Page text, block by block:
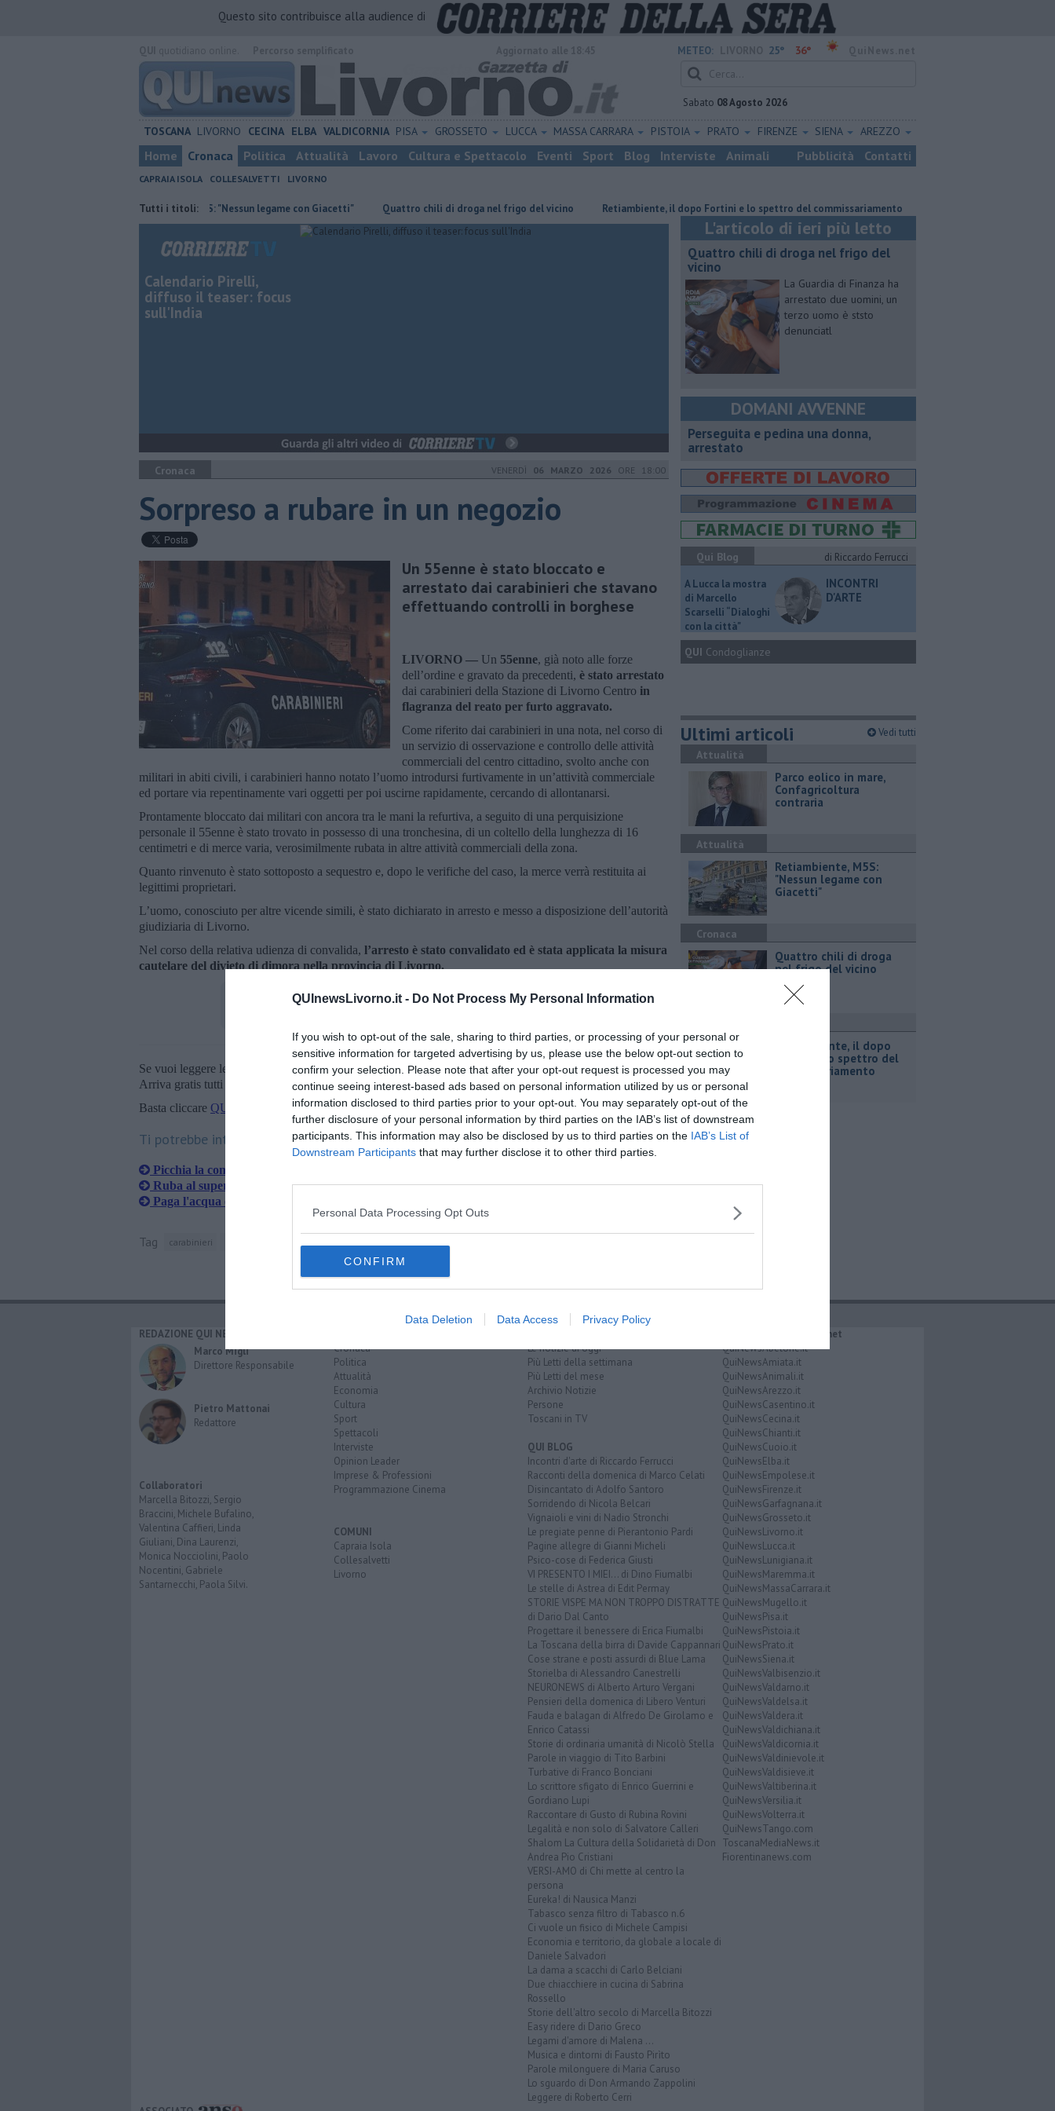
QUInewsLivorno.it - Do Not Process My Personal Information
If you wish to opt-out of the sale, sharing to third parties, or processing of your personal or
sensitive information for targeted advertising by us, please use the below opt-out section to
confirm your selection. Please note that after your opt-out request is processed you may
continue seeing interest-based ads based on personal information utilized by us or personal
information disclosed to third parties prior to your opt-out. You may separately opt-out of the
further disclosure of your personal information by third parties on the IAB’s list of downstream
participants. This information may also be disclosed by us to third parties on the IAB’s List of
Downstream Participants that may further disclose it to other third parties.
Personal Data Processing Opt Outs
CONFIRM
Data Deletion Data Access Privacy Policy
Questo sito contribuisce alla audience di
METEO: 25° 36°
Sabato 08 Agosto 2026
TOSCANA LIVORNO CECINA ELBA VALDICORNIA PISA GROSSETO LUCCA MASSA CARRARA PISTOIA PRATO FIRENZE SIENA AREZZO
Home Cronaca Politica Attualità Lavoro Cultura e Spettacolo Eventi Sport Blog Interviste Animali Pubblicità Contatti
CAPRAIA ISOLA COLLESALVETTI LIVORNO
Tutti i titoli:
Retiambiente, M5S: "Nessun legame con Giacetti" Quattro chili di droga nel frigo del vicino Retiambiente, il dopo Fortini e lo spettro del commissariamento Parco eolico in mare,
Calendario Pirelli,
diffuso il teaser: focus
sull'India
Cronaca VENERDÌ 06 MARZO 2026 ORE 18:00
Sorpreso a rubare in un negozio
Un 55enne è stato bloccato e
arrestato dai carabinieri che stavano
effettuando controlli in borghese
LIVORNO — Un 55enne, già noto alle forze
dell’ordine e gravato da precedenti, è stato arrestato
dai carabinieri della Stazione di Livorno Centro in
flagranza del reato per furto aggravato.
Come riferito dai carabinieri in una nota, nel corso di
un servizio di osservazione e controllo delle attività
commerciali del centro cittadino, svolto anche con
militari in abiti civili, i carabinieri hanno notato l’uomo introdursi furtivamente in un’attività commerciale
ed portare via repentinamente vari oggetti per poi uscirne rapidamente, cercando di allontanarsi.
Prontamente bloccato dai militari con ancora tra le mani la refurtiva, a seguito di una perquisizione
personale il 55enne è stato trovato in possesso di una tronchesina, di un coltello della lunghezza di 16
centimetri e di merce varia, verosimilmente rubata in altre attività commerciali della zona.
Quanto rinvenuto è stato sottoposto a sequestro e, dopo le verifiche del caso, la merce verrà restituita ai
legittimi proprietari.
L’uomo, conosciuto per altre vicende simili, è stato dichiarato in arresto e messo a disposizione dell’autorità
giudiziaria di Livorno.
Nel corso della relativa udienza di convalida, l’arresto è stato convalidato ed è stata applicata la misura
cautelare del divieto di dimora nella provincia di Livorno.
Se vuoi leggere le notizie principali della Toscana iscriviti allaNewsletter QUInews - ToscanaMedia.
Arriva gratis tutti i giorni alle 20:00 direttamente nella tua casella di posta.
Basta cliccare QUI
Ti potrebbe interessare anche:
Picchia la compagna, 22enne arrestato
Ruba al supermercato, incastrato dalle telecamere
Paga l'acqua e ruba 500 euro di merce
Tag carabinieri
L'articolo di ieri più letto
Quattro chili di droga nel frigo del
vicino
La Guardia di Finanza ha
arrestato due uomini, un
terzo uomo è ststo
denunciatl
DOMANI AVVENNE
Perseguita e pedina una donna,
arrestato
Qui Blog
di Riccardo Ferrucci
A Lucca la mostra
di Marcello
Scarselli “Dialoghi
con la città"
INCONTRI
D'ARTE
QUI Condoglianze
Ultimi articoli Vedi tutti
Attualità
Parco eolico in mare,
Confagricoltura
contraria
Attualità
Retiambiente, M5S:
"Nessun legame con
Giacetti"
Cronaca
Quattro chili di droga
nel frigo del vicino
Retiambiente, il dopo
Fortini e lo spettro del
commissariamento
REDAZIONE QUI NEWS
Marco Migli
Direttore Responsabile
Pietro Mattonai
Redattore
Collaboratori
Marcella Bitozzi, Sergio
Braccini, Michele Bufalino,
Valentina Caffieri, Linda
Giuliani, Dina Laurenzi,
Monica Nocciolini, Paolo
Nocentini, Gabriele
Santarnecchi, Paola Silvi.
Cronaca
Politica
Attualità
Economia
Cultura
Sport
Spettacoli
Interviste
Opinion Leader
Imprese & Professioni
Programmazione Cinema
COMUNI
Capraia Isola
Collesalvetti
Livorno
Le notizie di oggi
Più Letti della settimana
Più Letti del mese
Archivio Notizie
Persone
Toscani in TV
QUI BLOG
Incontri d'arte di Riccardo Ferrucci
Racconti della domenica di Marco Celati
Disincantato di Adolfo Santoro
Sorridendo di Nicola Belcari
Vignaioli e vini di Nadio Stronchi
Le pregiate penne di Pierantonio Pardi
Pagine allegre di Gianni Micheli
Psico-cose di Federica Giusti
VI PRESENTO I MIEI... di Dino Fiumalbi
Le stelle di Astrea di Edit Permay
STORIE VISPE MA NON TROPPO DISTRATTE
di Dario Dal Canto
Progettare il benessere di Erica Fiumalbi
La Toscana della birra di Davide Cappannari
Cose strane e posti assurdi di Blue Lama
Storielba di Alessandro Canestrelli
NEURONEWS di Alberto Arturo Vergani
Pensieri della domenica di Libero Venturi
Fauda e balagan di Alfredo De Girolamo e
Enrico Catassi
Storie di ordinaria umanità di Nicolò Stella
Parole in viaggio di Tito Barbini
Turbative di Franco Bonciani
Lo scrittore sfigato di Enrico Guerrini e
Gordiano Lupi
Raccontare di Gusto di Rubina Rovini
Legalità e non solo di Salvatore Calleri
Shalom La Cultura della Solidarietà di Don
Andrea Pio Cristiani
VERSI-AMO di Chi mette al centro la
persona
Eureka! di Nausica Manzi
Tabasco senza filtro di Tabasco n.6
Ci vuole un fisico di Michele Campisi
Economia e territorio, da globale a locale di
Daniele Salvadori
La dama a scacchi di Carlo Belciani
Due chiacchiere in cucina di Sabrina
Rossello
Storie dell'altro secolo di Marcella Bitozzi
Easy ridere di Dario Greco
Legami d'amore di Malena ...
Musica e dintorni di Fausto Pirìto
Parole milonguere di Maria Caruso
Lo sguardo di Don Armando Zappolini
Leggere di Roberto Cerri
IL NETWORK QuiNews.net
QuiNewsAbetone.it
QuiNewsAmiata.it
QuiNewsAnimali.it
QuiNewsArezzo.it
QuiNewsCasentino.it
QuiNewsCecina.it
QuiNewsChianti.it
QuiNewsCuoio.it
QuiNewsElba.it
QuiNewsEmpolese.it
QuiNewsFirenze.it
QuiNewsGarfagnana.it
QuiNewsGrosseto.it
QuiNewsLivorno.it
QuiNewsLucca.it
QuiNewsLunigiana.it
QuiNewsMaremma.it
QuiNewsMassaCarrara.it
QuiNewsMugello.it
QuiNewsPisa.it
QuiNewsPistoia.it
QuiNewsPrato.it
QuiNewsSiena.it
QuiNewsValbisenzio.it
QuiNewsValdarno.it
QuiNewsValdelsa.it
QuiNewsValdera.it
QuiNewsValdichiana.it
QuiNewsValdicornia.it
QuiNewsValdinievole.it
QuiNewsValdisieve.it
QuiNewsValtiberina.it
QuiNewsVersilia.it
QuiNewsVolterra.it
QuiNewsTango.com
ToscanaMediaNews.it
Fiorentinanews.com